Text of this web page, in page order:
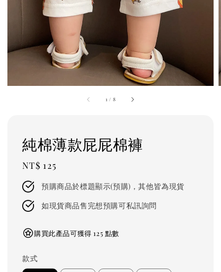
1 / 8
純棉薄款屁屁棉褲
Regular
price
NT$ 125
預購商品於標題顯示(預購)，其他皆為現貨
如現貨商品售完想預購可私訊詢問
購買此產品可獲得 125 點數
款式